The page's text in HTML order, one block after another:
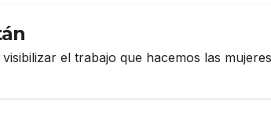
el trabajo que hacemos las